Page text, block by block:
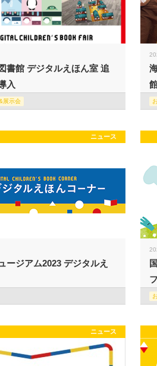
書館 デジタルえほん室 追
入
展示会
ニュース
ージアム2023 デジタルえ
ニュース